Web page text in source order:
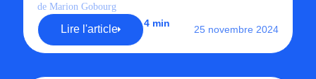
de Marion Gobourg
Lire l'article
4 min
25 novembre 2024